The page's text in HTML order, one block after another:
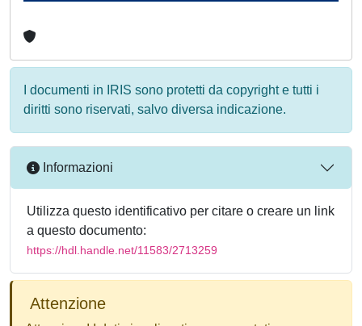
I documenti in IRIS sono protetti da copyright e tutti i
diritti sono riservati, salvo diversa indicazione.
Informazioni
Utilizza questo identificativo per citare o creare un link
a questo documento:
https://hdl.handle.net/11583/2713259
Attenzione